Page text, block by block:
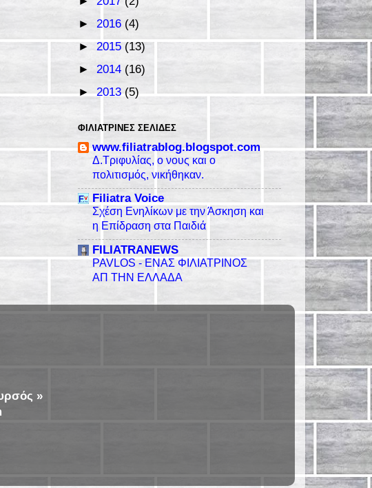
► 2016 (4)
►2015(13)
► 2014 (16)
►2013(5)
ΦΙΛΙΑΤΡΙΝΈΣ ΣΕΛΊΔΕΣ
www.filiatrablog.blogspot.com
Δ.Τριφυλίας, ο νους και ο
πολιτισμός, νικήθηκαν.
Filiatra Voice
Σχέση Ενηλίκων με την Άσκηση και
η Επίδραση στα Παιδιά
FILIATRANEWS
PAVLOS - ΕΝΑΣ ΦΙΛΙΑΤΡΙΝΟΣ
ΑΠ ΤΗΝ ΕΛΛΑΔΑ
»